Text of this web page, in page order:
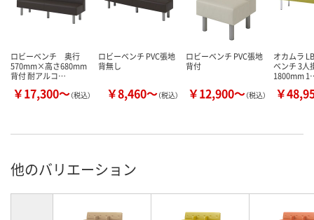
ロビーベンチ 奥行
570mm×高さ680mm
背付 耐アルコ…
￥17,300～（税込）
ロビーベンチ PVC張地
背無し
￥8,460～（税込）
ロビーベンチ PVC張地
背付
￥12,900～（税込）
オカムラ
ベンチ 3人
1800mm
￥
他のバリエーション